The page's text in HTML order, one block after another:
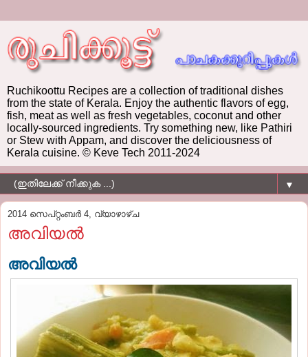
Ruchikoottu Recipes are a collection of traditional dishes
from the state of Kerala. Enjoy the authentic flavors of egg,
fish, meat as well as fresh vegetables, coconut and other
locally-sourced ingredients. Try something new, like Pathiri
or Stew with Appam, and discover the deliciousness of
Kerala cuisine. © Keve Tech 2011-2024
▼
2014 സെപ്റ്റംബർ 4, വ്യാഴാഴ്‌ച
അവിയല്‍
അവിയല്‍